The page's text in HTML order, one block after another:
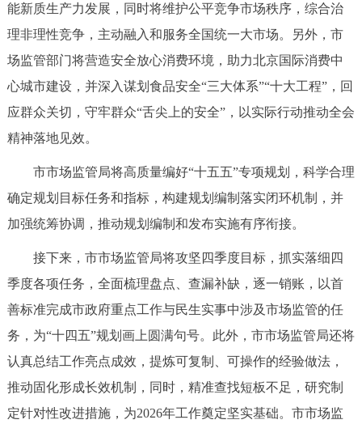
北京概况 十六区概览 人文北京
绿色北京 图说北京 视频北京
多语种
ENGLISH
DEUTSCH FRANÇAIS РУССКИЙ ЯЗЫК
ITALIANO
能新质生产力发展，同时将维护公平竞争市场秩序，综合治
理非理性竞争，主动融入和服务全国统一大市场。另外，市
场监管部门将营造安全放心消费环境，助力北京国际消费中
心城市建设，并深入谋划食品安全“三大体系”“十大工程”，回
应群众关切，守牢群众“舌尖上的安全”，以实际行动推动全会
精神落地见效。
市市场监管局将高质量编好“十五五”专项规划，科学合理
确定规划目标任务和指标，构建规划编制落实闭环机制，并
加强统筹协调，推动规划编制和发布实施有序衔接。
接下来，市市场监管局将攻坚四季度目标，抓实落细四
季度各项任务，全面梳理盘点、查漏补缺，逐一销账，以首
善标准完成市政府重点工作与民生实事中涉及市场监管的任
务，为“十四五”规划画上圆满句号。此外，市市场监管局还将
认真总结工作亮点成效，提炼可复制、可操作的经验做法，
推动固化形成长效机制，同时，精准查找短板不足，研究制
定针对性改进措施，为2026年工作奠定坚实基础。市市场监